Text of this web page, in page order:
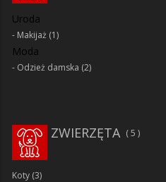
Uroda
Makijaż (1)
Moda
Odzież damska (2)
ZWIERZĘTA 5
Koty (3)